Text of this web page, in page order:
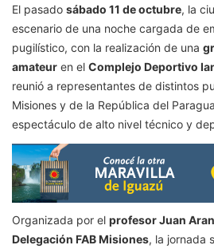
El pasado sábado 11 de octubre, la
escenario de una noche cargada de
pugilístico, con la realización de una
amateur en el Complejo Deportivo
reunió a representantes de distintos
Misiones y de la República del
espectáculo de alto nivel técnico y
Organizada por el profesor Juan
Delegación FAB Misiones, la jornada